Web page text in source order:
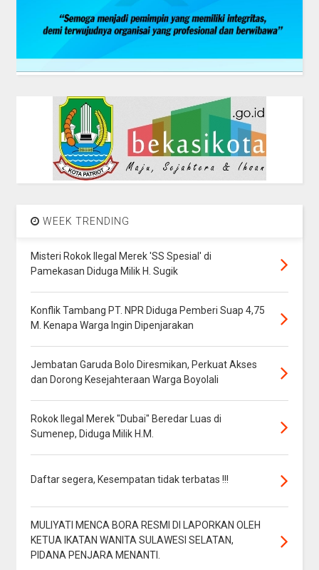
WEEK TRENDING
Misteri Rokok Ilegal Merek 'SS Spesial' di
Pamekasan Diduga Milik H. Sugik
Konflik Tambang PT. NPR Diduga Pemberi Suap 4,75
M. Kenapa Warga Ingin Dipenjarakan
Jembatan Garuda Bolo Diresmikan, Perkuat Akses
dan Dorong Kesejahteraan Warga Boyolali
Rokok Ilegal Merek "Dubai" Beredar Luas di
Sumenep, Diduga Milik H.M.
Daftar segera, Kesempatan tidak terbatas !!!
MULIYATI MENCA BORA RESMI DI LAPORKAN OLEH
KETUA IKATAN WANITA SULAWESI SELATAN,
PIDANA PENJARA MENANTI.